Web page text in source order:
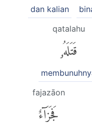
dan kalian
qatalahu
قَتَلَهُۥ
fajazāon
فَجَزَآءٌ